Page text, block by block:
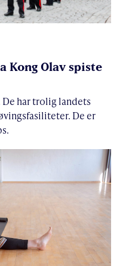
Kong Olav spiste
har trolig landets
De er